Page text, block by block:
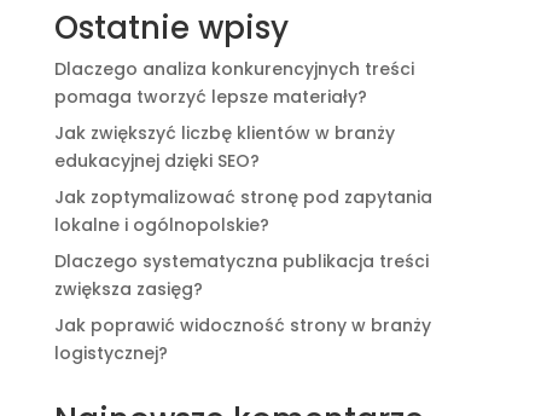
Ostatnie wpisy
Dlaczego analiza konkurencyjnych treści
pomaga tworzyć lepsze materiały?
Jak zwiększyć liczbę klientów w branży
edukacyjnej dzięki SEO?
Jak zoptymalizować stronę pod zapytania
lokalne i ogólnopolskie?
Dlaczego systematyczna publikacja treści
zwiększa zasięg?
Jak poprawić widoczność strony w branży
logistycznej?